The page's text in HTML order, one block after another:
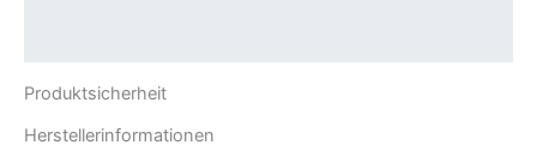
Produktsicherheit
Herstellerinformationen